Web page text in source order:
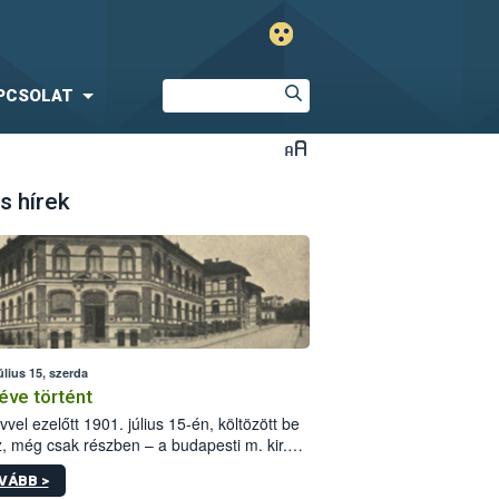
hírek
15, szerda
történt
ezelőtt 1901. július 15-én, költözött be
még csak részben – a budapesti m. kir.
állomás a Kis Rókus utca
alatti, Czigler Győző által tervezett új
>